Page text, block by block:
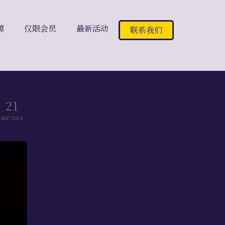
仅限会员 最新活动 联系我们
21
SEP 2024